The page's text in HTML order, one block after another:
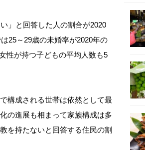
」と回答した人の割合が2020
25～29歳の未婚率が2020年の
性が持つ子どもの平均人数も5
構成される世帯は依然として最
の進展も相まって家族構成は多
を持たないと回答する住民の割